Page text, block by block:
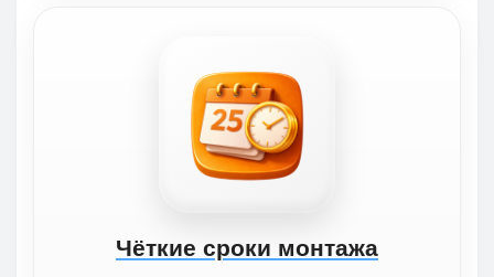
Чёткие сроки монтажа